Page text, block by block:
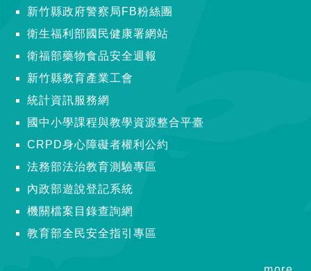
新竹縣政府警察局FB粉絲團
衛生福利部國民健康署網站
衛福部藥物食品安全週報
新竹縣教育產業工會
統計資訊服務網
國中小學課程與教學資源整合平臺
CRPD身心障礙者權利公約
法務部法治教育測驗專區
內政部遊說登記系統
機關檔案目錄查詢網
教育部全民安全指引專區